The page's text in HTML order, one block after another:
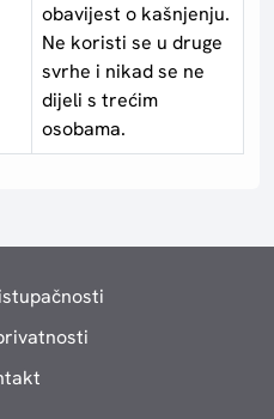
obavijest o kašnjenju.
Ne koristi se u druge
svrhe i nikad se ne
dijeli s trećim
osobama.